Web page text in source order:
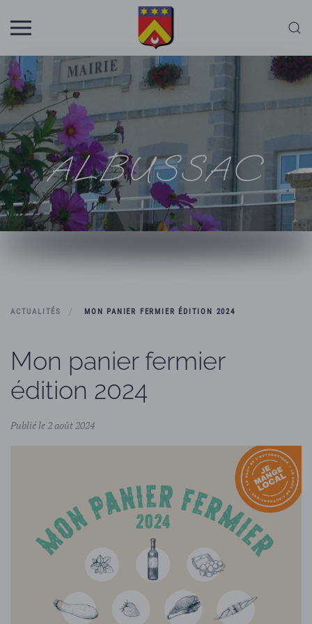
Skip to main content
ALBUSSAC
ACTUALITÉS MON PANIER FERMIER ÉDITION 2024
Mon panier fermier
édition 2024
Publié le 2 août 2024